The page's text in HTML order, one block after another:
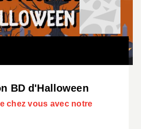
BD d'Halloween
chez vous avec notre